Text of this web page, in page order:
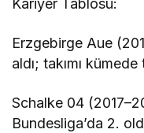
Kariyer Tablosu:
Erzgebirge Aue
aldı; takımı kümede
Schalke 04
Bundesliga’da 2.